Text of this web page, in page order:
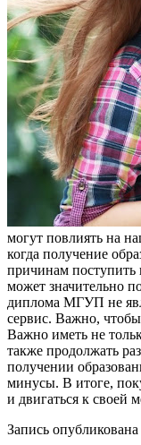
могут повлиять на
когда получение
причинам поступить
может значительно
диплома МГУП не
сервис. Важно,
Важно иметь не
также продолжать
получении
минусы. В итоге,
и двигаться к своей
Запись опубликована